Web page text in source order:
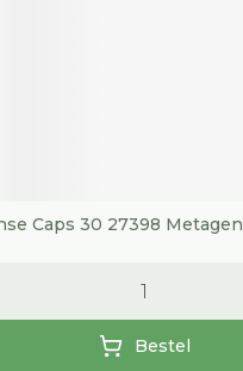
Caps 30 27398
Bestel